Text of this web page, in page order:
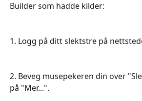
Builder som hadde kilder:
1. Logg på ditt slektstre på
2. Beveg musepekeren din over
på "Mer...".